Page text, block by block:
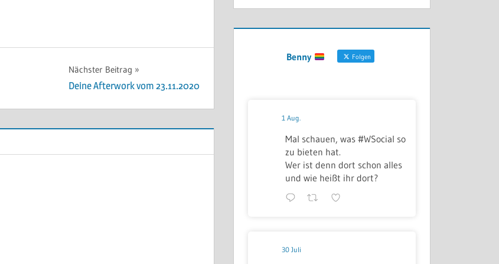
Nächster Beitrag
Deine Afterwork vom 23.11.2020
Benny Folgen
1 Aug.
Mal schauen, was #WSocial so
zu bieten hat.
Wer ist denn dort schon alles
und wie heißt ihr dort?
30 Juli